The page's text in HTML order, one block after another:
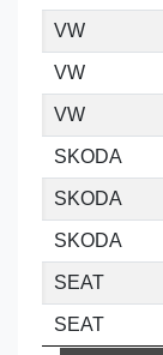
VW
VW
VW
SKODA
SKODA
SKODA
SEAT
SEAT